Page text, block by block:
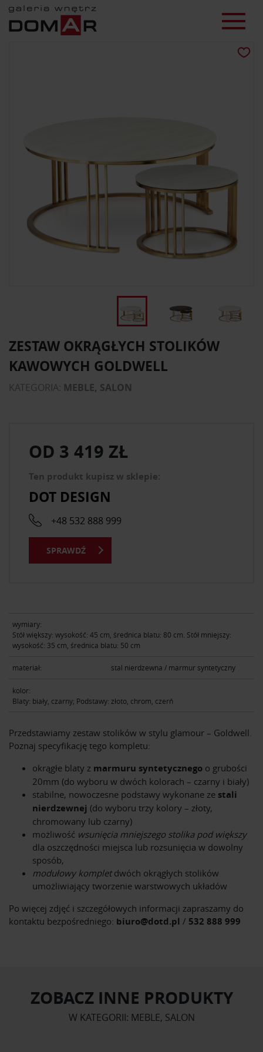
ZESTAW OKRĄGŁYCH STOLIKÓW
KAWOWYCH GOLDWELL
KATEGORIA: MEBLE, SALON
wymiary:
Stół większy: wysokość: 45 cm, średnica blatu: 80 cm. Stół mniejszy:
wysokość: 35 cm, średnica blatu: 50 cm
materiał: stal nierdzewna / marmur syntetyczny
kolor:
Blaty: biały, czarny; Podstawy: złoto, chrom, czerń
Przedstawiamy zestaw stolików w stylu glamour – Goldwell.
Poznaj specyfikację tego kompletu:
okrągłe blaty z marmuru syntetycznego o grubości
20mm (do wyboru w dwóch kolorach – czarny i biały)
stabilne, nowoczesne podstawy wykonane ze stali
nierdzewnej (do wyboru trzy kolory – złoty,
chromowany lub czarny)
możliwość wsunięcia mniejszego stolika pod większy
dla oszczędności miejsca lub rozsunięcia w dowolny
sposób,
modułowy kompletdwóch okrągłych stolików
umożliwiający tworzenie warstwowych układów
Po więcej zdjęć i szczegółowych informacji zapraszamy do
kontaktu bezpośredniego: biuro@dotd.pl / 532 888 999
OD 3 419 ZŁ
Ten produkt kupisz w sklepie:
DOT DESIGN
+48 532 888 999
SPRAWDŹ
ZOBACZ INNE PRODUKTY
W KATEGORII: MEBLE, SALON